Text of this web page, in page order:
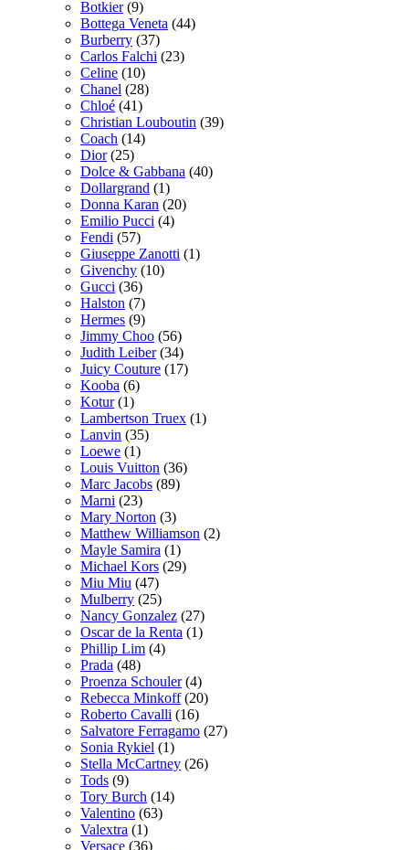
Botkier(9)
Bottega Veneta (44)
Burberry (37)
Carlos Falchi (23)
Celine (10)
Chanel (28)
Chloé (41)
Christian Louboutin (39)
Coach (14)
Dior(25)
Dolce & Gabbana (40)
Dollargrand (1)
Donna Karan (20)
Emilio Pucci (4)
Fendi (57)
Giuseppe Zanotti (1)
Givenchy (10)
Gucci (36)
Halston (7)
Hermes (9)
Jimmy Choo (56)
Judith Leiber(34)
Juicy Couture (17)
Kooba (6)
Kotur(1)
Lambertson Truex (1)
Lanvin (35)
Loewe (1)
Louis Vuitton (36)
Marc Jacobs (89)
Marni (23)
Mary Norton (3)
Matthew Williamson (2)
Mayle Samira (1)
Michael Kors (29)
Miu Miu (47)
Mulberry (25)
Nancy Gonzalez (27)
Oscar de la Renta (1)
Phillip Lim (4)
Prada (48)
Proenza Schouler(4)
Rebecca Minkoff(20)
Roberto Cavalli (16)
Salvatore Ferragamo (27)
Sonia Rykiel (1)
Stella McCartney (26)
Tods (9)
Tory Burch (14)
Valentino (63)
Valextra (1)
Versace (36)